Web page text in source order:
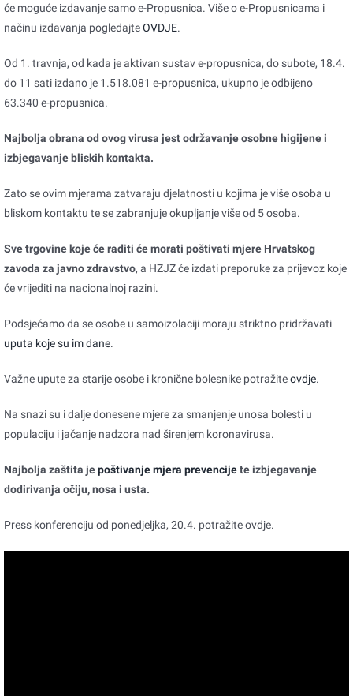
će moguće izdavanje samo e-Propusnica. Više o e-Propusnicama i
načinu izdavanja pogledajteOVDJE.
Od 1. travnja, od kada je aktivan sustav e-propusnica, do subote, 18.4.
do 11 sati izdano je 1.518.081 e-propusnica, ukupno je odbijeno
63.340 e-propusnica.
Najbolja obrana od ovog virusa jest održavanje osobne higijene i
izbjegavanje bliskih kontakta.
Zato se ovim mjerama zatvaraju djelatnosti u kojima je više osoba u
bliskom kontaktu te se zabranjuje okupljanje više od 5 osoba.
Sve trgovine koje će raditi će morati poštivati mjere Hrvatskog
zavoda za javno zdravstvo, a HZJZ će izdati preporuke za prijevoz koje
će vrijediti na nacionalnoj razini.
Podsjećamo da se osobe u samoizolaciji moraju striktno pridržavati
uputa koje su im dane.
Važne upute za starije osobe i kronične bolesnike potražiteovdje.
Na snazi su i dalje donesene mjere za smanjenje unosa bolesti u
populaciju i jačanje nadzora nad širenjem koronavirusa.
Najbolja zaštita jepoštivanje mjera prevencijete izbjegavanje
dodirivanja očiju, nosa i usta.
Press konferenciju od ponedjeljka, 20.4. potražite ovdje.